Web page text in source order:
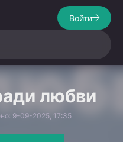
Войти
любви
9-09-2025, 17:35